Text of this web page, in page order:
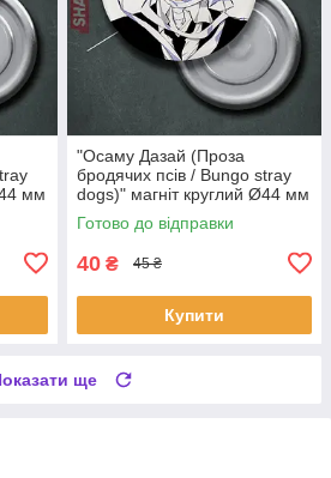
мм
"Осаму Дазай (Проза
бродячих псів / Bungo stray
dogs)" магніт круглий Ø44 мм
Готово до відправки
40 ₴ 45 ₴
Купити
ще